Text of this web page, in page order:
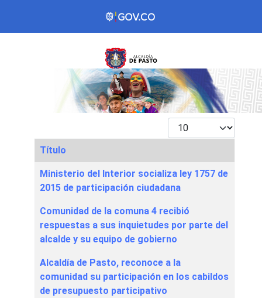
Mostrar #
Articles
Título
Ministerio del Interior socializa ley 1757 de
2015 de participación ciudadana
Comunidad de la comuna 4 recibió
respuestas a sus inquietudes por parte del
alcalde y su equipo de gobierno
Alcaldía de Pasto, reconoce a la
comunidad su participación en los cabildos
de presupuesto participativo